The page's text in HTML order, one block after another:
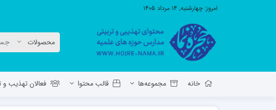
امروز: چهارشنبه, ۱۴ مرداد ۱۴۰۵
خانه مجموعه‌ها قالب محتوا فعالان تهذیب و